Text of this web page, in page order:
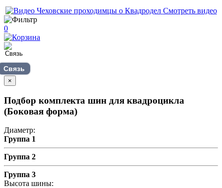
Смотреть видео
0
Связь
×
Подбор комплекта шин для квадроцикла
(Боковая форма)
Диаметр:
Группа 1
Группа 2
Группа 3
Высота шины: